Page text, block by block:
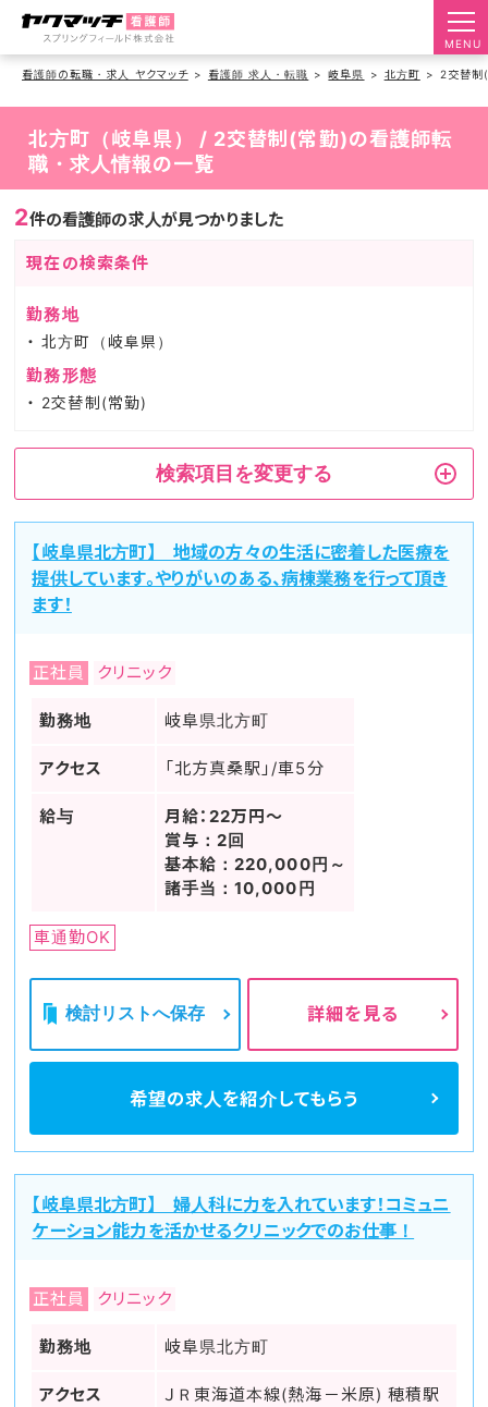
MENU
看護師の転職・求人 ヤクマッチ 看護師 求人・転職 岐阜県 北方町 2交替制
北方町（岐阜県） / 2交替制(常勤)の看護師転
職・求人情報の一覧
2件の看護師の求人が見つかりました
現在の検索条件
勤務地
北方町（岐阜県）
勤務形態
2交替制(常勤)
検索項目を変更する
【岐阜県北方町】 地域の方々の生活に密着した医療を
提供しています。やりがいのある、病棟業務を行って頂き
ます！
正社員 クリニック
勤務地 岐阜県北方町
アクセス 「北方真桑駅」/車5分
給与
月給：22万円～
賞与：2回
基本給：220,000円～
諸手当：10,000円
車通勤OK
検討リストへ保存 詳細を見る
希望の求人を紹介してもらう
【岐阜県北方町】 婦人科に力を入れています！コミュニ
ケーション能力を活かせるクリニックでのお仕事！
正社員 クリニック
勤務地 岐阜県北方町
アクセス
ＪＲ東海道本線(熱海－米原) 穂積駅